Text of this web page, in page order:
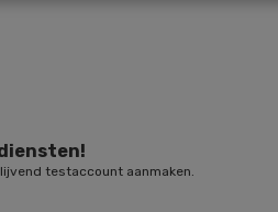
testaccount aanmaken.